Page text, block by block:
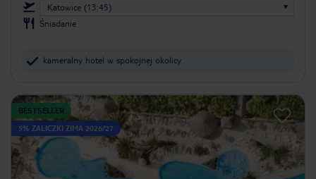
Katowice (13:45)
Śniadanie
kameralny hotel w spokojnej okolicy
BESTSELLER
5% ZALICZKI ZIMA 2026/27